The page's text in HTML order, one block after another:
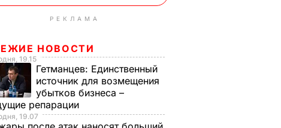
РЕКЛАМА
НОВОСТИ
19.15
Гетманцев: Единственный
источник для возмещения
убытков бизнеса –
репарации
19.07